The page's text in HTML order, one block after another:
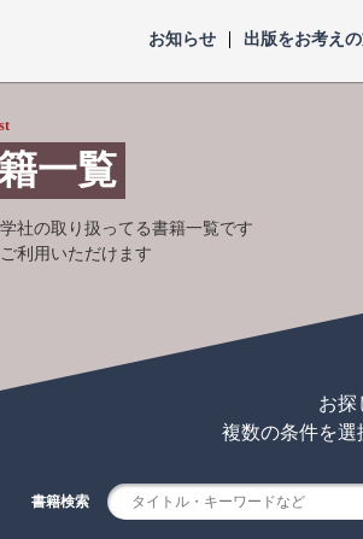
近代科学社
お知らせ 出版をお考え
一覧
社の取り扱ってる書籍一覧です
利用いただけます
お探
複数の条件を
書籍検索